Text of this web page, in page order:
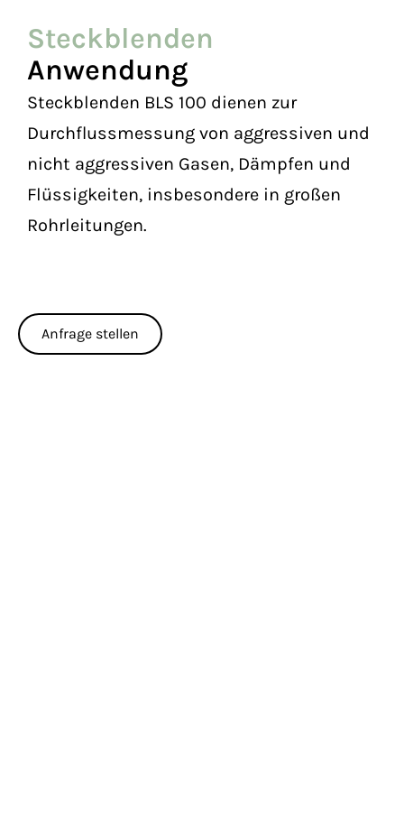
Steckblenden
Anwendung
Steckblenden BLS 100 dienen zur
Durchflussmessung von aggressiven und
nicht aggressiven Gasen, Dämpfen und
Flüssigkeiten, insbesondere in großen
Rohrleitungen.
Anfrage stellen